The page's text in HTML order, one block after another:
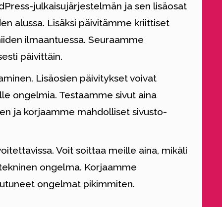
julkaisujärjestelmän ja sen lisäosat
alussa. Lisäksi päivitämme kriittiset
ilmaantuessa. Seuraamme
päivittäin.
Lisäosien päivitykset voivat
ongelmia. Testaamme sivut aina
ja korjaamme mahdolliset sivusto-
Voit soittaa meille aina, mikäli
ongelma. Korjaamme
ongelmat pikimmiten.